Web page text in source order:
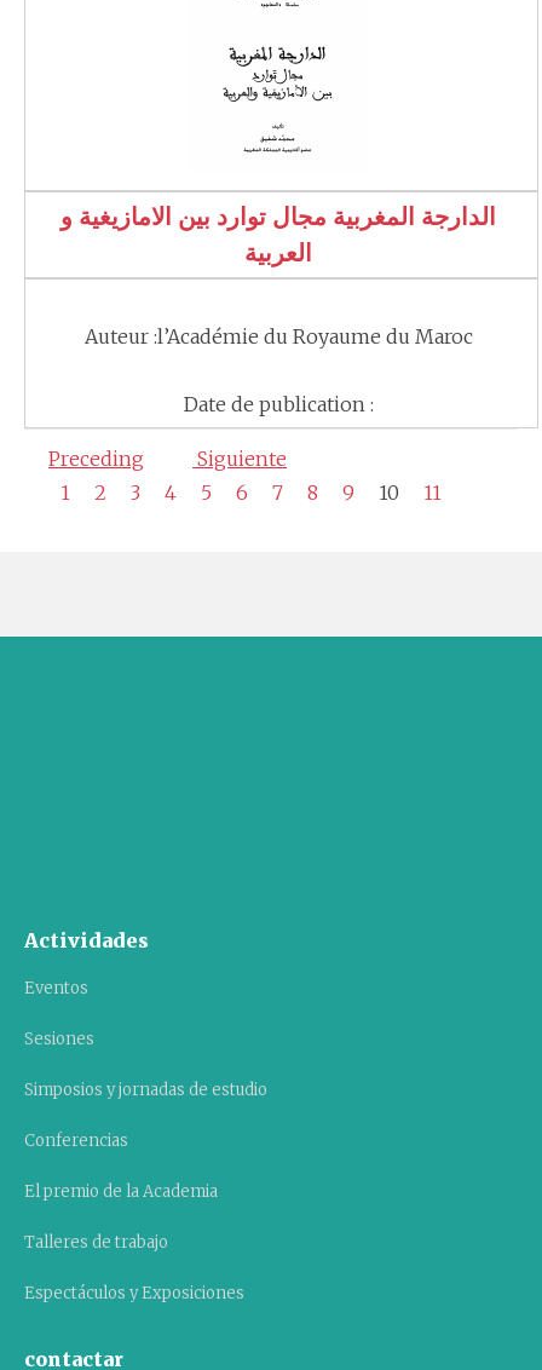
الدارجة المغربية مجال توارد بين الامازيغية و
العربية
Auteur :l’Académie du Royaume du Maroc
Date de publication :
Preceding
Siguiente
1
2 3 4 5 6 7 8 9 10 11
Actividades
Eventos
Sesiones
Simposios y jornadas de estudio
Conferencias
El premio de la Academia
Talleres de trabajo
Espectáculos y Exposiciones
contactar